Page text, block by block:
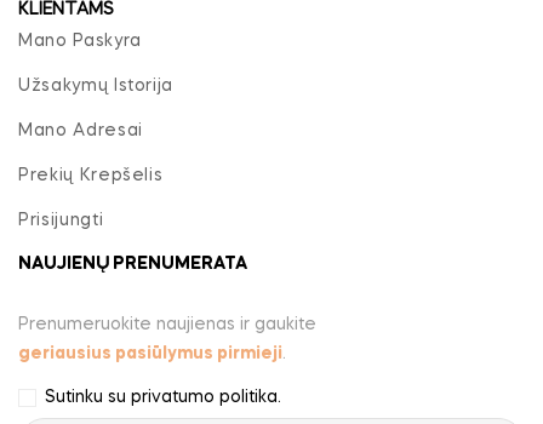
KLIENTAMS
Mano Paskyra
Užsakymų Istorija
Mano Adresai
Prekių Krepšelis
Prisijungti
NAUJIENŲ PRENUMERATA
Prenumeruokite naujienas ir gaukite
geriausius pasiūlymus pirmieji.
Sutinku su privatumo politika.